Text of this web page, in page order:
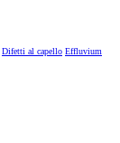
Difetti al capello Effluvium